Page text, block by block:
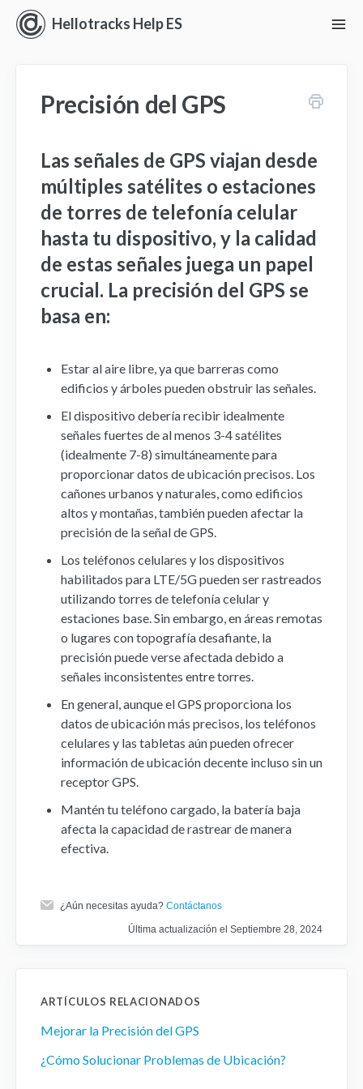
Hellotracks Help ES
En vivo
Despacho
Administrar
Análisis
Aplicación Móvil
FAQs
Contacto
Precisión del GPS
Las señales de GPS viajan desde
múltiples satélites o estaciones
de torres de telefonía celular
hasta tu dispositivo, y la calidad
de estas señales juega un papel
crucial. La precisión del GPS se
basa en:
Estar al aire libre, ya que barreras como
edificios y árboles pueden obstruir las señales.
El dispositivo debería recibir idealmente
señales fuertes de al menos 3-4 satélites
(idealmente 7-8) simultáneamente para
proporcionar datos de ubicación precisos. Los
cañones urbanos y naturales, como edificios
altos y montañas, también pueden afectar la
precisión de la señal de GPS.
Los teléfonos celulares y los dispositivos
habilitados para LTE/5G pueden ser rastreados
utilizando torres de telefonía celular y
estaciones base. Sin embargo, en áreas remotas
o lugares con topografía desafiante, la
precisión puede verse afectada debido a
señales inconsistentes entre torres.
En general, aunque el GPS proporciona los
datos de ubicación más precisos, los teléfonos
celulares y las tabletas aún pueden ofrecer
información de ubicación decente incluso sin un
receptor GPS.
Mantén tu teléfono cargado, la batería baja
afecta la capacidad de rastrear de manera
efectiva.
¿Aún necesitas ayuda? Contáctanos
Última actualización el Septiembre 28, 2024
ARTÍCULOS RELACIONADOS
Mejorar la Precisión del GPS
¿Cómo Solucionar Problemas de Ubicación?